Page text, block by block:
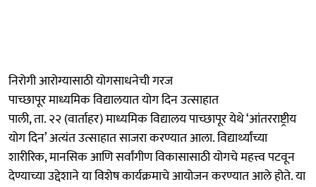
निरोगी आरोग्यासाठी योगसाधनेची गरज
पाच्छापूर माध्यमिक विद्यालयात योग दिन उत्साहात
पाली, ता. २२ (वार्ताहर) माध्यमिक विद्यालय पाच्छापूर येथे ‘आंतरराष्ट्रीय
योग दिन’ अत्यंत उत्साहात साजरा करण्यात आला. विद्यार्थ्यांच्या
शारीरिक, मानसिक आणि सर्वांगीण विकासासाठी योगचे महत्त्व पटवून
देण्याच्या उद्देशाने या विशेष कार्यक्रमाचे आयोजन करण्यात आले होते. या